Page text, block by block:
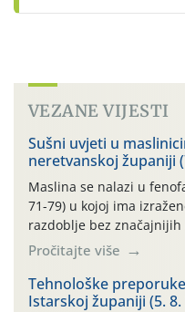
VEZANE VIJESTI
Sušni uvjeti u
neretvanskoj županiji
Maslina se nalazi u
71-79) u kojoj ima
razdoblje bez
temperature negativno
takvo sušno razdoblje će
temperatura na
(min. temp. 19,84°C ,
Pročitajte više
Tehnološke
Istarskoj županiji (5. 8.